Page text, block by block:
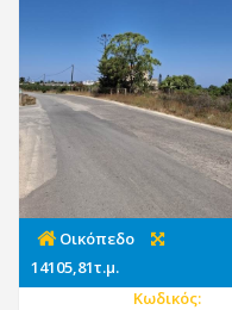
Οικόπεδο
14105,81τ.μ.
Κωδικός: